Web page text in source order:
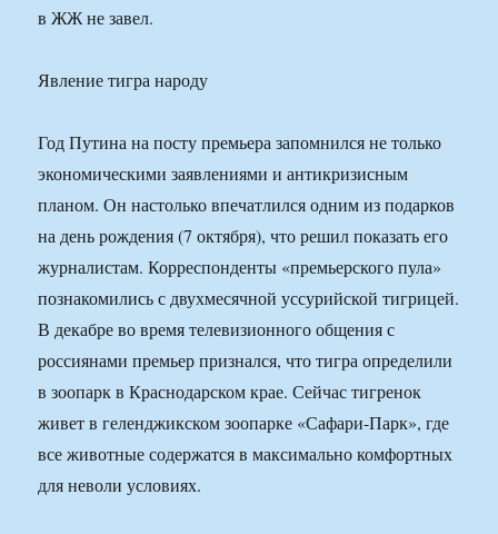
в ЖЖ не завел.
Явление тигра народу
Год Путина на посту премьера запомнился не только
экономическими заявлениями и антикризисным
планом. Он настолько впечатлился одним из подарков
на день рождения (7 октября), что решил показать его
журналистам. Корреспонденты «премьерского пула»
познакомились с двухмесячной уссурийской тигрицей.
В декабре во время телевизионного общения с
россиянами премьер признался, что тигра определили
в зоопарк в Краснодарском крае. Сейчас тигренок
живет в геленджикском зоопарке «Сафари-Парк», где
все животные содержатся в максимально комфортных
для неволи условиях.